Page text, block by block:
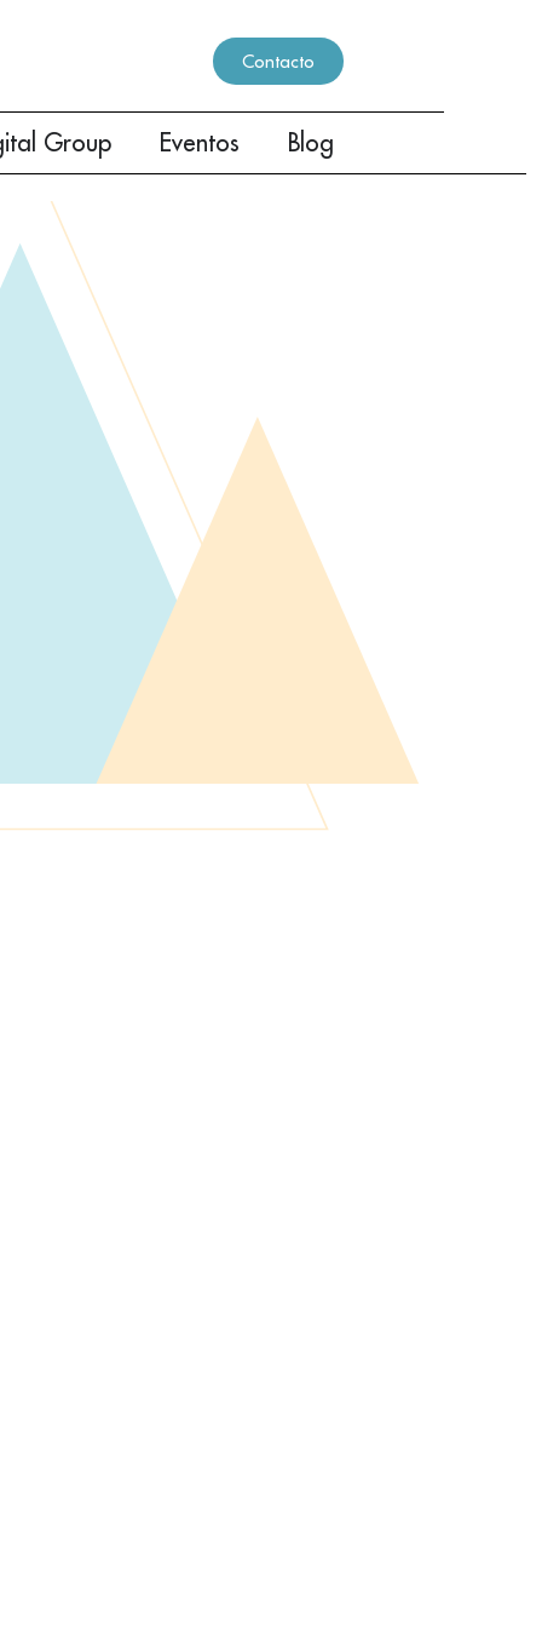
Contacto
Group Eventos Blog